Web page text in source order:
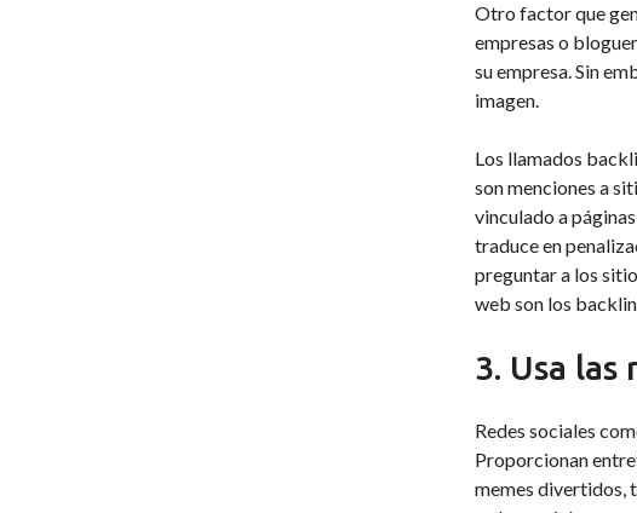
Otro factor que
empresas o
su empresa. Sin
imagen.
Los llamados
son menciones a
vinculado a
traduce en
preguntar a los
web son los
3. Usa
Redes sociales
Proporcionan
memes divertidos,